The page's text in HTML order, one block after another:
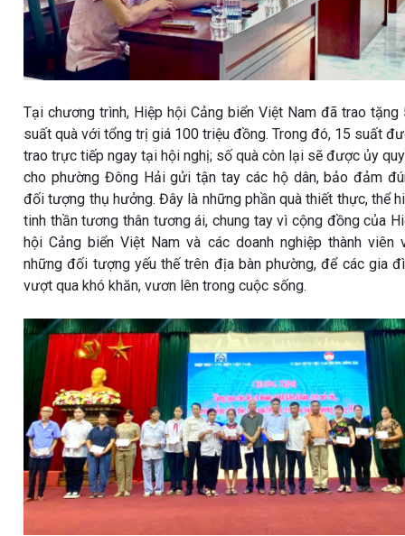
Tại chương trình, Hiệp hội Cảng biển Việt Nam đã trao tặng
suất quà với tổng trị giá 100 triệu đồng. Trong đó, 15 suất
trao trực tiếp ngay tại hội nghị; số quà còn lại sẽ được ủy
cho phường Đông Hải gửi tận tay các hộ dân, bảo đảm
đối tượng thụ hưởng. Đây là những phần quà thiết thực, thể
tinh thần tương thân tương ái, chung tay vì cộng đồng của
hội Cảng biển Việt Nam và các doanh nghiệp thành viên
những đối tượng yếu thế trên địa bàn phường, để các gia
vượt qua khó khăn, vươn lên trong cuộc sống.